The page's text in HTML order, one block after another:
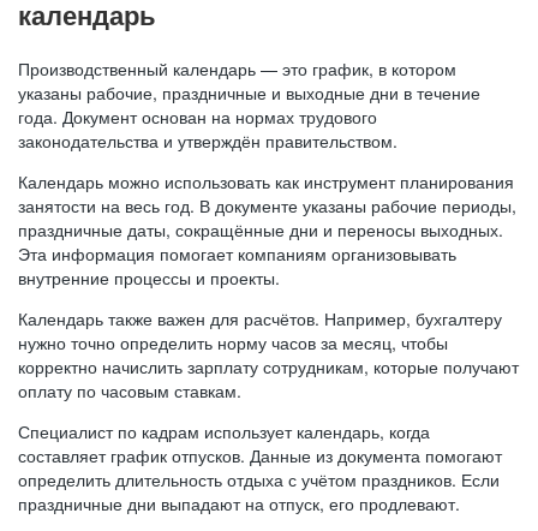
календарь
Производственный календарь — это график, в котором
указаны рабочие, праздничные и выходные дни в течение
года. Документ основан на нормах трудового
законодательства и утверждён правительством.
Календарь можно использовать как инструмент планирования
занятости на весь год. В документе указаны рабочие периоды,
праздничные даты, сокращённые дни и переносы выходных.
Эта информация помогает компаниям организовывать
внутренние процессы и проекты.
Календарь также важен для расчётов. Например, бухгалтеру
нужно точно определить норму часов за месяц, чтобы
корректно начислить зарплату сотрудникам, которые получают
оплату по часовым ставкам.
Специалист по кадрам использует календарь, когда
составляет график отпусков. Данные из документа помогают
определить длительность отдыха с учётом праздников. Если
праздничные дни выпадают на отпуск, его продлевают.